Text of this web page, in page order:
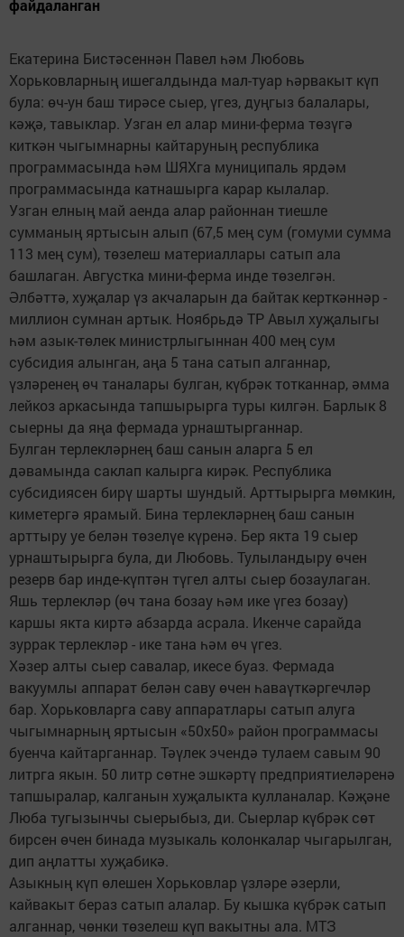
файдаланган
Екатерина Бистәсеннән Павел һәм Любовь
Хорьковларның ишегалдында мал-туар һәрвакыт күп
була: өч-ун баш тирәсе сыер, үгез, дуңгыз балалары,
кәҗә, тавыклар. Узган ел алар мини-ферма төзүгә
киткән чыгымнарны кайтаруның республика
программасында һәм ШЯХга муниципаль ярдәм
программасында катнашырга карар кылалар.
Узган елның май аенда алар районнан тиешле
сумманың яртысын алып (67,5 мең сум (гомуми сумма
113 мең сум), төзелеш материаллары сатып ала
башлаган. Августка мини-ферма инде төзелгән.
Әлбәттә, хуҗалар үз акчаларын да байтак керткәннәр -
миллион сумнан артык. Ноябрьдә ТР Авыл хуҗалыгы
һәм азык-төлек министрлыгыннан 400 мең сум
субсидия алынган, аңа 5 тана сатып алганнар,
үзләренең өч таналары булган, күбрәк тотканнар, әмма
лейкоз аркасында тапшырырга туры килгән. Барлык 8
сыерны да яңа фермада урнаштырганнар.
Булган терлекләрнең баш санын аларга 5 ел
дәвамында саклап калырга кирәк. Республика
субсидиясен бирү шарты шундый. Арттырырга мөмкин,
киметергә ярамый. Бина терлекләрнең баш санын
арттыру уе белән төзелүе күренә. Бер якта 19 сыер
урнаштырырга була, ди Любовь. Тулыландыру өчен
резерв бар инде-күптән түгел алты сыер бозаулаган.
Яшь терлекләр (өч тана бозау һәм ике үгез бозау)
каршы якта киртә абзарда асрала. Икенче сарайда
зуррак терлекләр - ике тана һәм өч үгез.
Хәзер алты сыер савалар, икесе буаз. Фермада
вакуумлы аппарат белән саву өчен һаваүткәргечләр
бар. Хорьковларга саву аппаратлары сатып алуга
чыгымнарның яртысын «50х50» район программасы
буенча кайтарганнар. Тәүлек эчендә тулаем савым 90
литрга якын. 50 литр сөтне эшкәртү предприятиеләренә
тапшыралар, калганын хуҗалыкта кулланалар. Кәҗәне
Люба тугызынчы сыерыбыз, ди. Сыерлар күбрәк сөт
бирсен өчен бинада музыкаль колонкалар чыгарылган,
дип аңлатты хуҗабикә.
Азыкның күп өлешен Хорьковлар үзләре әзерли,
кайвакыт бераз сатып алалар. Бу кышка күбрәк сатып
алганнар, чөнки төзелеш күп вакытны ала. МТЗ